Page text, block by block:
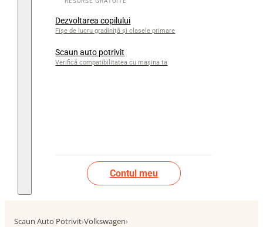
Dezvoltarea copilului
Fișe de lucru gradiniță și clasele primare
Scaun auto potrivit
Verifică compatibilitatea cu mașina ta
Contul meu
Scaun Auto Potrivit›Volkswagen›